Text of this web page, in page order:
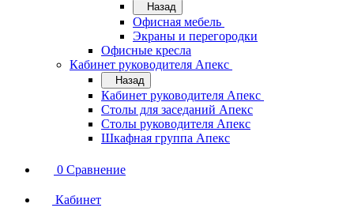
Назад
Офисная мебель
Экраны и перегородки
Офисные кресла
Кабинет руководителя Апекс
Назад
Кабинет руководителя Апекс
Столы для заседаний Апекс
Столы руководителя Апекс
Шкафная группа Апекс
0 Сравнение
Кабинет